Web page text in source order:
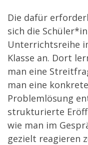
Die dafür
sich die
Unterrichtsreihe
Klasse an. Dort
man eine
man eine
Problemlösung
strukturierte
wie man im
gezielt reagieren